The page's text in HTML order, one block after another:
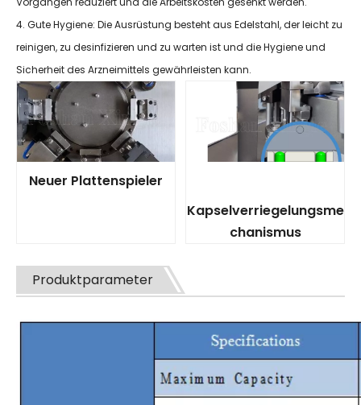
4. Gute Hygiene: Die Ausrüstung besteht aus Edelstahl, der leicht zu
reinigen, zu desinfizieren und zu warten ist und die Hygiene und
Sicherheit des Arzneimittels gewährleisten kann.
Neuer Plattenspieler
Kapselverriegelungsme
chanismus
Produktparameter